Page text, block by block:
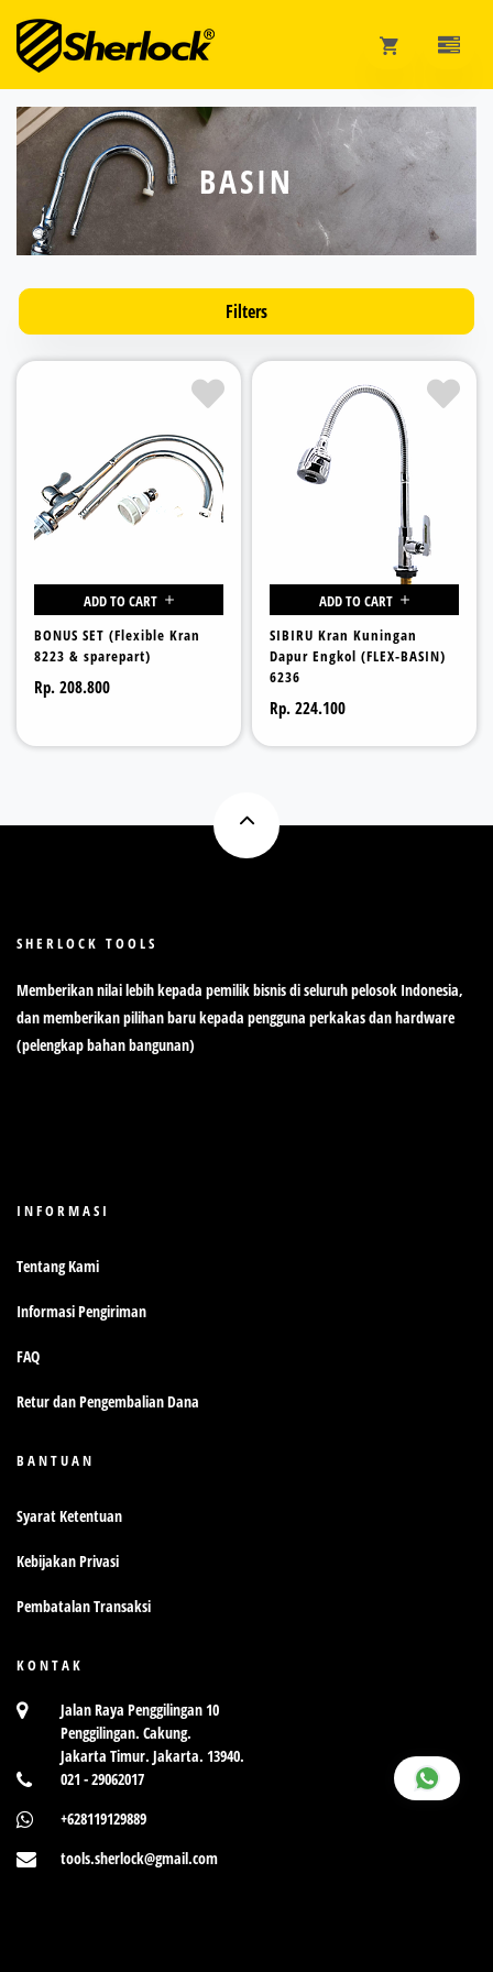
BASIN
Filters
BONUS SET (Flexible Kran
8223 & sparepart)
Rp. 208.800
ADD TO CART
SIBIRU Kran Kuningan
Dapur Engkol (FLEX-BASIN)
6236
Rp. 224.100
ADD TO CART
SHERLOCK TOOLS
Memberikan nilai lebih kepada pemilik bisnis di seluruh pelosok Indonesia,
dan memberikan pilihan baru kepada pengguna perkakas dan hardware
(pelengkap bahan bangunan)
INFORMASI
Tentang Kami
Informasi Pengiriman
FAQ
Retur dan Pengembalian Dana
BANTUAN
Syarat Ketentuan
Kebijakan Privasi
Pembatalan Transaksi
KONTAK
Jalan Raya Penggilingan 10
Penggilingan. Cakung.
Jakarta Timur. Jakarta. 13940.
021 - 29062017
+628119129889
tools.sherlock@gmail.com